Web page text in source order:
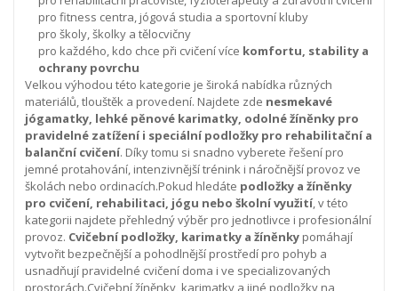
pro fitness centra, jógová studia a sportovní kluby
pro školy, školky a tělocvičny
pro každého, kdo chce při cvičení více komfortu, stability a
ochrany povrchu
Velkou výhodou této kategorie je široká nabídka různých
materiálů, tlouštěk a provedení. Najdete zde nesmekavé
jógamatky, lehké pěnové karimatky, odolné žíněnky pro
pravidelné zatížení i speciální podložky pro rehabilitační a
balanční cvičení. Díky tomu si snadno vyberete řešení pro
jemné protahování, intenzivnější trénink i náročnější provoz ve
školách nebo ordinacích.Pokud hledáte podložky a žíněnky
pro cvičení, rehabilitaci, jógu nebo školní využití, v této
kategorii najdete přehledný výběr pro jednotlivce i profesionální
provoz. Cvičební podložky, karimatky a žíněnky pomáhají
vytvořit bezpečnější a pohodlnější prostředí pro pohyb a
usnadňují pravidelné cvičení doma i ve specializovaných
prostorách.Cvičební žíněnky, karimatky a jiné podložky na